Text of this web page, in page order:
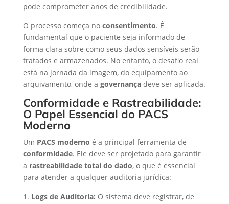
pode comprometer anos de credibilidade.
O processo começa no consentimento. É
fundamental que o paciente seja informado de
forma clara sobre como seus dados sensíveis serão
tratados e armazenados. No entanto, o desafio real
está na jornada da imagem, do equipamento ao
arquivamento, onde a governançadeve ser aplicada.
Conformidade e Rastreabilidade:
O Papel Essencial do PACS
Moderno
Um PACS moderno é a principal ferramenta de
conformidade. Ele deve ser projetado para garantir
a rastreabilidade total do dado, o que é essencial
para atender a qualquer auditoria jurídica:
Logs de Auditoria: O sistema deve registrar, de